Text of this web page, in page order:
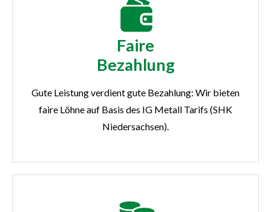
Faire
Bezahlung
Gute Leistung verdient gute Bezahlung: Wir bieten
faire Löhne auf Basis des IG Metall Tarifs (SHK
Niedersachsen).